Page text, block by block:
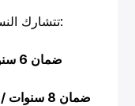
تتشارك النسختان نفس حزمة الدعم الأساسية:
ضمان 6 سنوات / 93,750 ميل
ضمان 8 سنوات / 125,000 ميل